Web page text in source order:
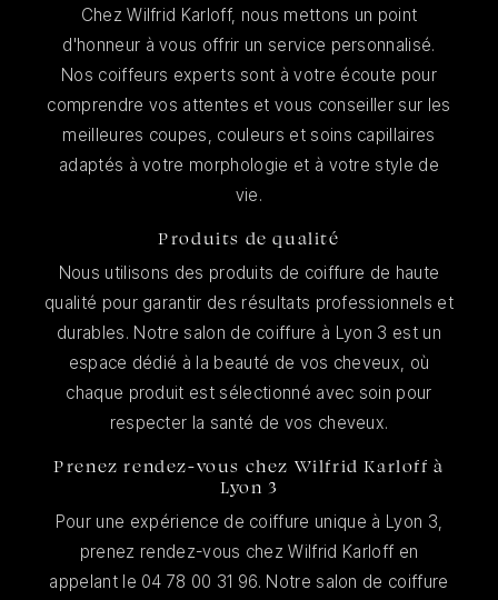
Chez Wilfrid Karloff, nous mettons un point
d'honneur à vous offrir un service personnalisé.
Nos coiffeurs experts sont à votre écoute pour
comprendre vos attentes et vous conseiller sur les
meilleures coupes, couleurs et soins capillaires
adaptés à votre morphologie et à votre style de
vie.
Produits de qualité
Nous utilisons des produits de coiffure de haute
qualité pour garantir des résultats professionnels et
durables. Notre salon de coiffure à Lyon 3 est un
espace dédié à la beauté de vos cheveux, où
chaque produit est sélectionné avec soin pour
respecter la santé de vos cheveux.
Prenez rendez-vous chez Wilfrid Karloff à
Lyon 3
Pour une expérience de coiffure unique à Lyon 3,
prenez rendez-vous chez Wilfrid Karloff en
appelant le 04 78 00 31 96. Notre salon de coiffure